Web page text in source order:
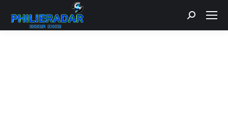
Recherche
: